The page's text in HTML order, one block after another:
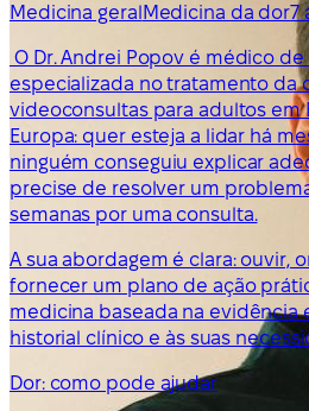
Medicina geralMedicina da dor7
O Dr. Andrei Popov é médico
especializada no tratamento da
videoconsultas para adultos em
Europa: quer esteja a lidar há
ninguém conseguiu explicar
precise de resolver um
semanas por uma consulta.
A sua abordagem é clara: ouvir,
fornecer um plano de ação
medicina baseada na evidência
historial clínico e às suas
Dor: como pode ajudar